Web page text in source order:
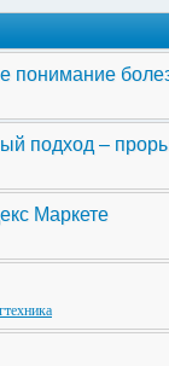
понимание
подход –
Маркете